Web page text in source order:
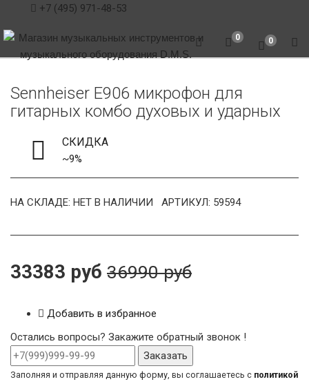
+7 (495) 971-48-53
0 0
Sennheiser E906 микрофон для
гитарных комбо духовых и ударных
СКИДКА
~9%
НА СКЛАДЕ: НЕТ В НАЛИЧИИ АРТИКУЛ: 59594
33383 руб 36990 руб
Добавить в избранное
Остались вопросы? Закажите обратный звонок !
Заказать
Заполняя и отправляя данную форму, вы соглашаетесь с политикой